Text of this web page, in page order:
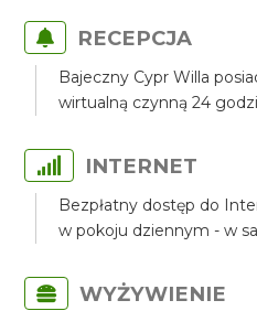
RECEPCJA
Bajeczny Cypr Willa
wirtualną czynną 24
INTERNET
Bezpłatny dostęp do
w pokoju dziennym - w
WYŻYWIENIE